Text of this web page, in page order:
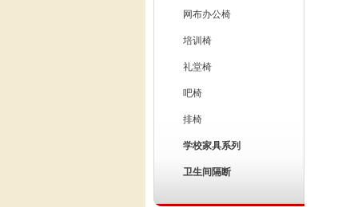
网布办公椅
培训椅
礼堂椅
吧椅
排椅
学校家具系列
卫生间隔断